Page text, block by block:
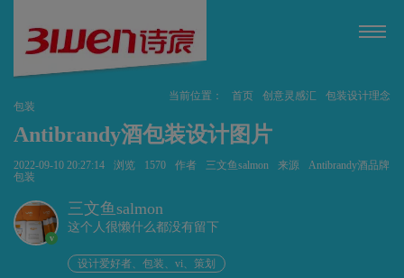
当前位置： 首页 创意灵感汇
包装设计理念
包装
Antibrandy酒包装设计图片
2022-09-10 20:27:14 浏览 1570 作者 三文鱼salmon 来源
Antibrandy酒品牌
包装
v
三文鱼salmon
这个人很懒什么都没有留下
设计爱好者、包装、vi、策划